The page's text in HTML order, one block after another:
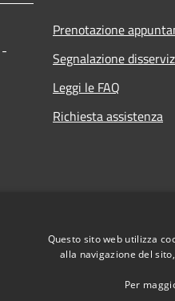
Prenotazione
Segnalazione
Leggi le FAQ
Richiesta assistenza
Questo sito web utilizza
alla navigazione del
Per